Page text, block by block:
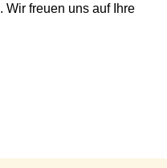
. Wir freuen uns auf Ihre